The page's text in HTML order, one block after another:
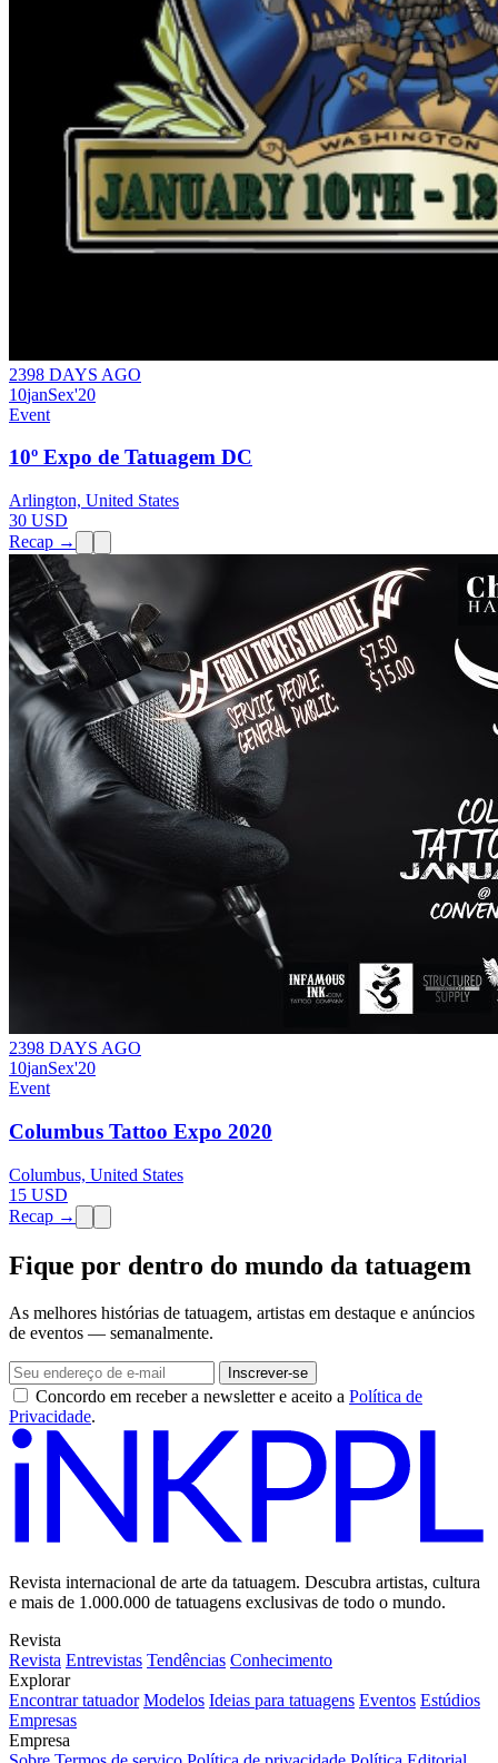
2398 DAYS AGO
10janSex'20
Event
10º Expo de Tatuagem DC
Arlington, United States
30 USD
Recap →
2398 DAYS AGO
10janSex'20
Event
Columbus Tattoo Expo 2020
Columbus, United States
15 USD
Recap →
Fique por dentro do mundo da tatuagem
As melhores histórias de tatuagem, artistas em destaque e anúncios
de eventos — semanalmente.
Inscrever-se
Concordo em receber a newsletter e aceito a Política de
Privacidade.
Revista internacional de arte da tatuagem. Descubra artistas, cultura
e mais de 1.000.000 de tatuagens exclusivas de todo o mundo.
Revista
Revista Entrevistas Tendências Conhecimento
Explorar
Encontrar tatuador Modelos Ideias para tatuagens Eventos Estúdios
Empresas
Empresa